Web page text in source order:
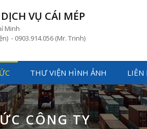
VỤ CÁI MÉP
Minh
- 0903.914.056 (Mr. Trinh)
THƯ VIỆN HÌNH ẢNH LIÊN
CÔNG TY